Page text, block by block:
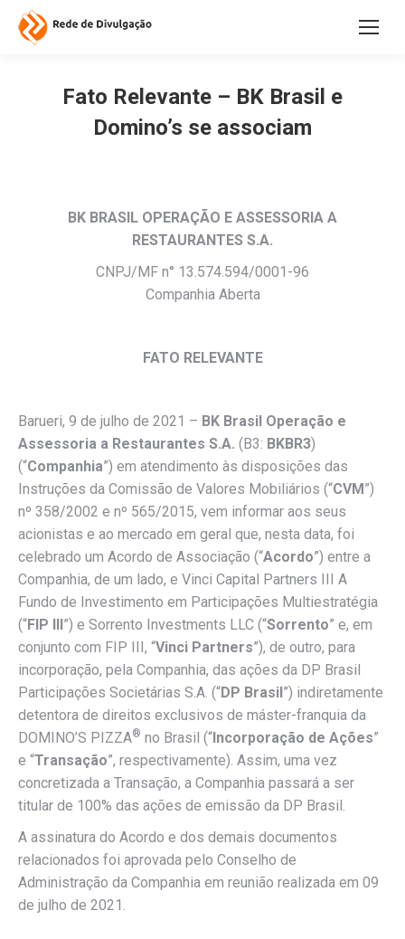
Fato Relevante – BK Brasil e
Domino’s se associam
BK BRASIL OPERAÇÃO E ASSESSORIA A
RESTAURANTES S.A.
CNPJ/MF n° 13.574.594/0001-96
Companhia Aberta
FATO RELEVANTE
Barueri, 9 de julho de 2021 – BK Brasil Operação e
Assessoria a Restaurantes S.A. (B3: BKBR3)
(“Companhia”) em atendimento às disposições das
Instruções da Comissão de Valores Mobiliários (“CVM”)
nº 358/2002 e nº 565/2015, vem informar aos seus
acionistas e ao mercado em geral que, nesta data, foi
celebrado um Acordo de Associação (“Acordo”) entre a
Companhia, de um lado, e Vinci Capital Partners III A
Fundo de Investimento em Participações Multiestratégia
(“FIP III”) e Sorrento Investments LLC (“Sorrento” e, em
conjunto com FIP III, “Vinci Partners”), de outro, para
incorporação, pela Companhia, das ações da DP Brasil
Participações Societárias S.A. (“DP Brasil”) indiretamente
detentora de direitos exclusivos de máster-franquia da
DOMINO’S PIZZA® no Brasil (“Incorporação de Ações”
e “Transação”, respectivamente). Assim, uma vez
concretizada a Transação, a Companhia passará a ser
titular de 100% das ações de emissão da DP Brasil.
A assinatura do Acordo e dos demais documentos
relacionados foi aprovada pelo Conselho de
Administração da Companhia em reunião realizada em 09
de julho de 2021.